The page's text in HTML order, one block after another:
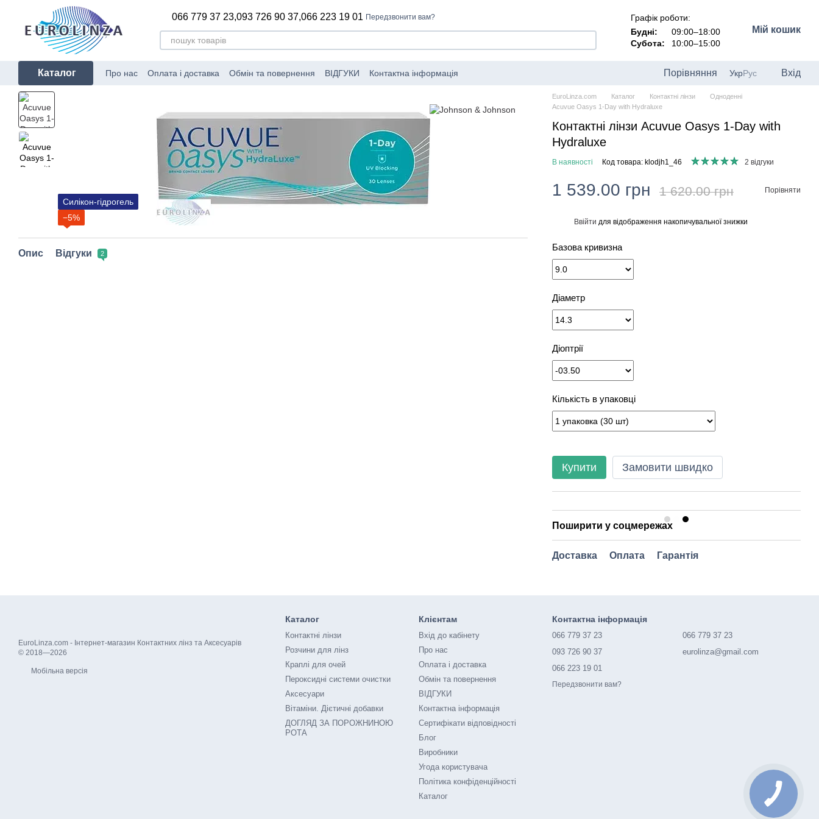
Перейти до основного контенту
066 779 37 23,093 726 90 37,066 223 19 01 Передзвонити вам?
Графік роботи:
Будні:
09:00–18:00
Субота:
10:00–15:00
Мій кошик
Каталог Про нас Оплата і доставка Обмін та повернення ВІДГУКИ
Контактна інформація
Порівняння УкрРус Вхід
Силікон-гідрогель
−5%
Опис Відгуки 2
EuroLinza.com Каталог Контактні лінзи
Одноденні
Acuvue Oasys 1-Day with Hydraluxe
Контактні лінзи Acuvue Oasys 1-Day with
Hydraluxe
В наявності Код товара: klodjh1_46 2 відгуки
1 539.00 грн 1 620.00 грн Порівняти
Ввійти для відображення накопичувальної знижки
Базова кривизна
Діаметр
Діоптрії
Кількість в упаковці
Купити Замовити швидко
Поширити у соцмережах
Доставка Оплата Гарантія
EuroLinza.com - Інтернет-магазин Контактних лінз та Аксесуарів
© 2018—2026
Мобільна версія
Каталог
Контактні лінзи
Розчини для лінз
Краплі для очей
Пероксидні системи очистки
Аксесуари
Вітаміни. Дієтичні добавки
ДОГЛЯД ЗА ПОРОЖНИНОЮ
РОТА
Клієнтам
Вхід до кабінету
Про нас
Оплата і доставка
Обмін та повернення
ВІДГУКИ
Контактна інформація
Сертифікати відповідності
Блог
Виробники
Угода користувача
Політика конфіденційності
Каталог
Контактна інформація
066 779 37 23
093 726 90 37
066 223 19 01
Передзвонити вам?
066 779 37 23
eurolinza@gmail.com